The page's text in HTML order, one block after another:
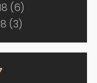
(6)
(3)